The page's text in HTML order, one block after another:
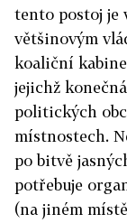
tento postoj je
většinovým
koaliční
jejichž
politických
místnostech.
po bitvě
potřebuje
(na jiném